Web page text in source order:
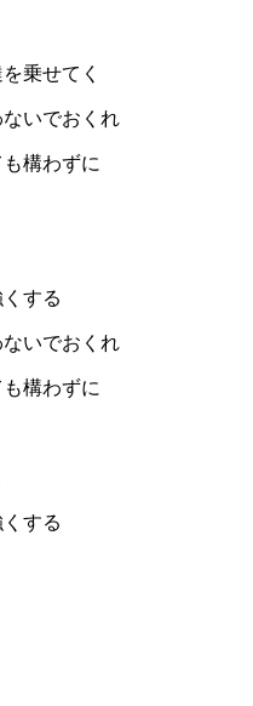
乗せてく
いでおくれ
構わずに
する
いでおくれ
構わずに
する